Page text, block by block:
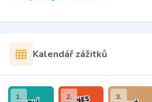
Kalendář zážitků
1. 2. 3.